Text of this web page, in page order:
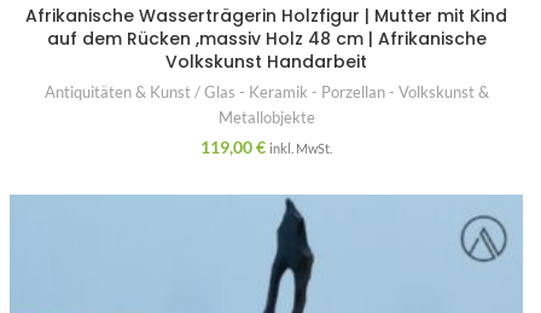
Afrikanische Wasserträgerin Holzfigur | Mutter mit Kind
auf dem Rücken ,massiv Holz 48 cm | Afrikanische
Volkskunst Handarbeit
Antiquitäten & Kunst / Glas - Keramik - Porzellan - Volkskunst &
Metallobjekte
119,00€ inkl. MwSt.